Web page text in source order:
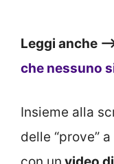
Leggi anche
che nessuno
Insieme alla
delle “prove”